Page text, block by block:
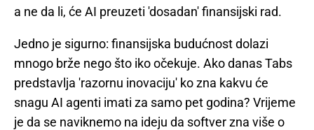
a ne da li, će AI preuzeti 'dosadan' finansijski rad.
Jedno je sigurno: finansijska budućnost dolazi
mnogo brže nego što iko očekuje. Ako danas Tabs
predstavlja 'razornu inovaciju' ko zna kakvu će
snagu AI agenti imati za samo pet godina? Vrijeme
je da se naviknemo na ideju da softver zna više o